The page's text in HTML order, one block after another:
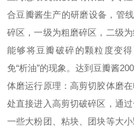
合豆瓣酱生产的研磨设备，管
碎区，一级为粗磨碎区，二级
能够将豆瓣破碎的颗粒度变
免“析油”的现象。达到豆瓣酱200
体磨运行原理：高剪切胶体磨
处直接进入高剪切破碎区，通
一些大粉团、粘块、团块等大